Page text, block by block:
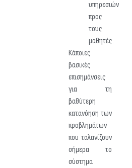
υπηρεσιών
προς
τους
μαθητές.
Κάποιες
βασικές
επισημάνσεις
για τη
βαθύτερη
κατανόηση των
προβλημάτων
που ταλανίζουν
σήμερα το
σύστημα